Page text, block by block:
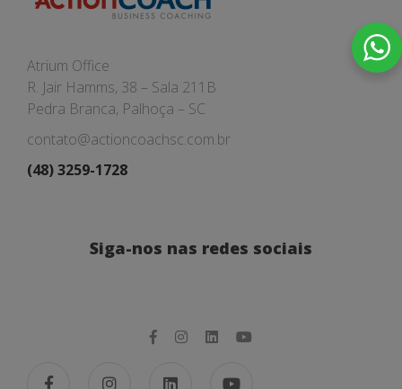
Atrium Office
R. Jair Hamms, 38 – Sala 211B
Pedra Branca, Palhoça – SC
contato@actioncoachsc.com.br
(48) 3259-1728
Siga-nos nas redes sociais